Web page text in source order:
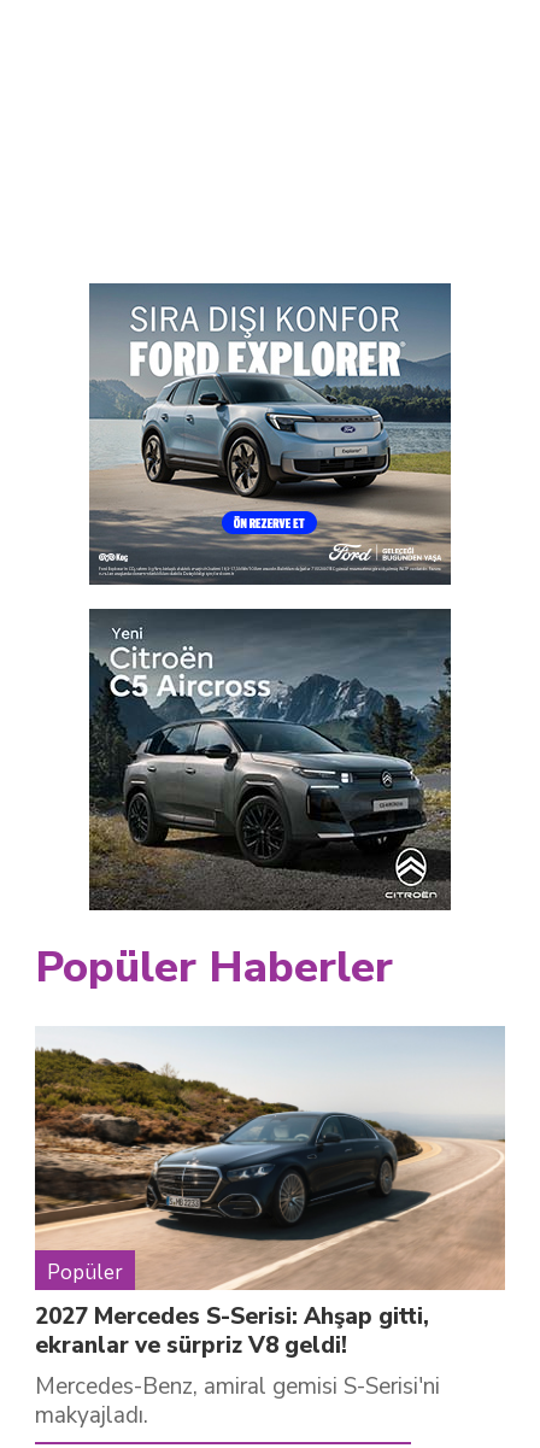
Popüler Haberler
Popüler
2027 Mercedes S-Serisi: Ahşap gitti,
ekranlar ve sürpriz V8 geldi!
Mercedes-Benz, amiral gemisi S-Serisi'ni
makyajladı.